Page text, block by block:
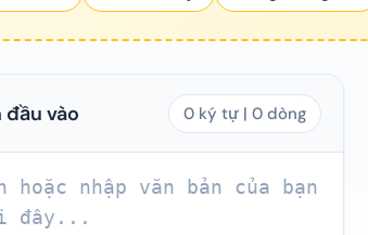
đầu vào 0 ký tự | 0 dòng